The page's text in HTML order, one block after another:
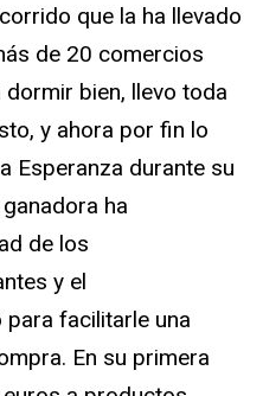
que la ha llevado
de 20 comercios
dormir bien, llevo toda
y ahora por fin lo
Esperanza durante su
ha
de los
y el
facilitarle una
En su primera